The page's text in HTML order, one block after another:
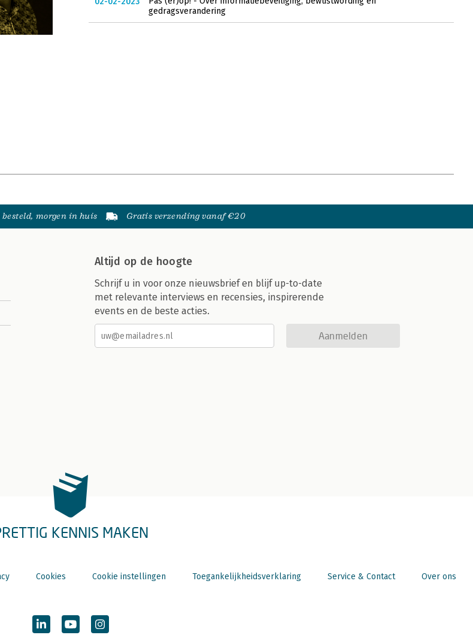
gedragsverandering
morgen in huis Gratis verzending vanaf €20
Altijd op de hoogte
Schrijf u in voor onze nieuwsbrief en blijf up-to-date
met relevante interviews en recensies, inspirerende
events en de beste acties.
Aanmelden
KENNIS MAKEN
Cookies Cookie instellingen Toegankelijkheidsverklaring Service & Contact Over ons